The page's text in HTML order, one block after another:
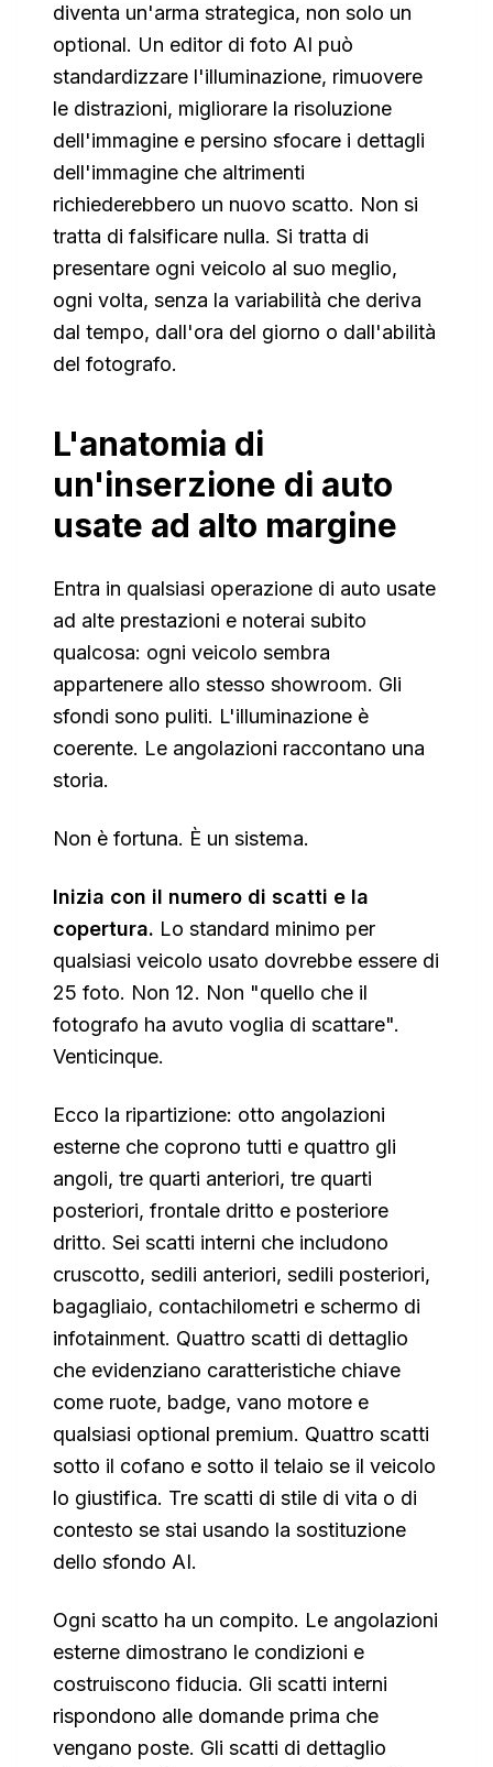
diventa un'arma strategica, non solo un
optional. Un editor di foto AI può
standardizzare l'illuminazione, rimuovere
le distrazioni, migliorare la risoluzione
dell'immagine e persino sfocare i dettagli
dell'immagine che altrimenti
richiederebbero un nuovo scatto. Non si
tratta di falsificare nulla. Si tratta di
presentare ogni veicolo al suo meglio,
ogni volta, senza la variabilità che deriva
dal tempo, dall'ora del giorno o dall'abilità
del fotografo.
L'anatomia di
un'inserzione di auto
usate ad alto margine
Entra in qualsiasi operazione di auto usate
ad alte prestazioni e noterai subito
qualcosa: ogni veicolo sembra
appartenere allo stesso showroom. Gli
sfondi sono puliti. L'illuminazione è
coerente. Le angolazioni raccontano una
storia.
Non è fortuna. È un sistema.
Inizia con il numero di scatti e la
copertura. Lo standard minimo per
qualsiasi veicolo usato dovrebbe essere di
25 foto. Non 12. Non "quello che il
fotografo ha avuto voglia di scattare".
Venticinque.
Ecco la ripartizione: otto angolazioni
esterne che coprono tutti e quattro gli
angoli, tre quarti anteriori, tre quarti
posteriori, frontale dritto e posteriore
dritto. Sei scatti interni che includono
cruscotto, sedili anteriori, sedili posteriori,
bagagliaio, contachilometri e schermo di
infotainment. Quattro scatti di dettaglio
che evidenziano caratteristiche chiave
come ruote, badge, vano motore e
qualsiasi optional premium. Quattro scatti
sotto il cofano e sotto il telaio se il veicolo
lo giustifica. Tre scatti di stile di vita o di
contesto se stai usando la sostituzione
dello sfondo AI.
Ogni scatto ha un compito. Le angolazioni
esterne dimostrano le condizioni e
costruiscono fiducia. Gli scatti interni
rispondono alle domande prima che
vengano poste. Gli scatti di dettaglio